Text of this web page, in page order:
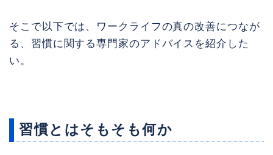
そこで以下では、ワークライフの真の改善につなが
る、習慣に関する専門家のアドバイスを紹介した
い。
習慣とはそもそも何か